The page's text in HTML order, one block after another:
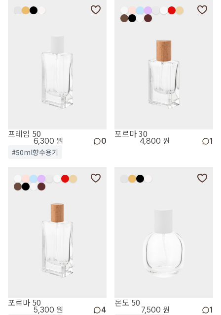
프레임 50
6,300 원 0
#50ml향수용기
포르마 30
4,800 원 1
포르마 50
5,300 원 4
몬도 50
7,500 원 1